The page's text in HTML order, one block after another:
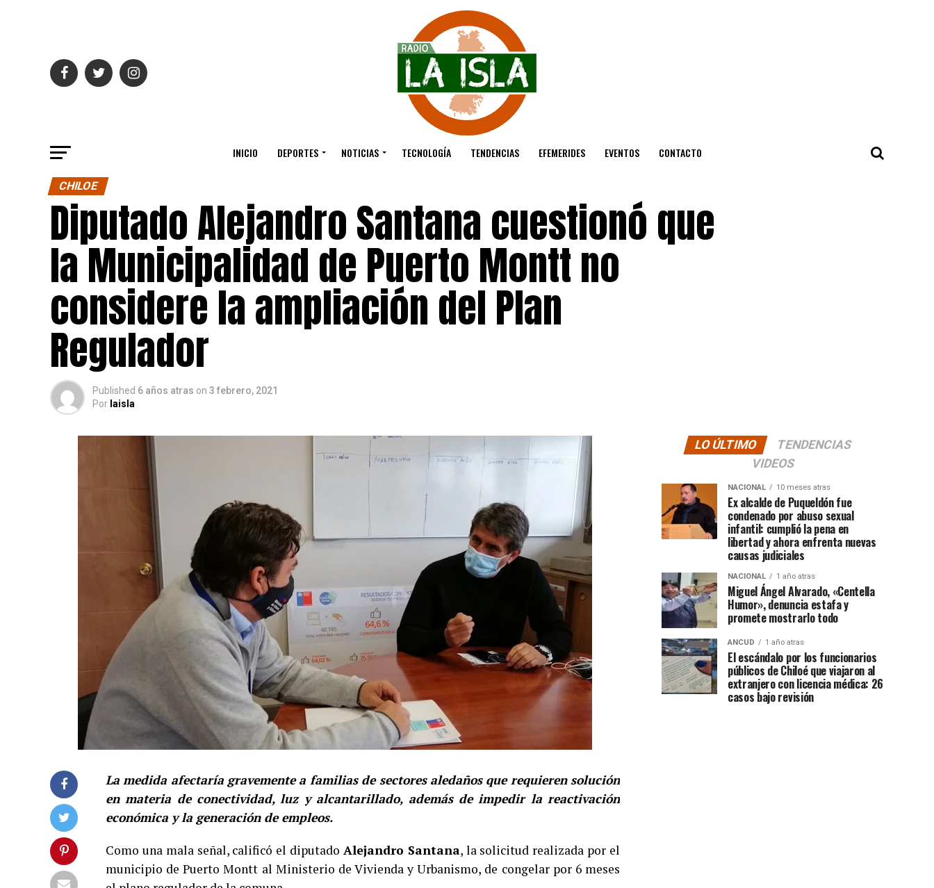
INICIO DEPORTES NOTICIAS TECNOLOGÍA TENDENCIAS EFEMERIDES EVENTOS CONTACTO
CHILOE
Diputado Alejandro Santana cuestionó que
la Municipalidad de Puerto Montt no
considere la ampliación del Plan
Regulador
Published 6 años atras on 3 febrero, 2021
Por laisla
La medida afectaría gravemente a familias de sectores aledaños que requieren solución
en materia de conectividad, luz y alcantarillado, además de impedir la reactivación
económica y la generación de empleos.
Como una mala señal, calificó el diputado Alejandro Santana, la solicitud realizada por el
municipio de Puerto Montt al Ministerio de Vivienda y Urbanismo, de congelar por 6 meses
LO ÚLTIMO
TENDENCIAS
VIDEOS
NACIONAL 10 meses atras
Ex alcalde de Puqueldón fue
condenado por abuso sexual
infantil: cumplió la pena en
libertad y ahora enfrenta nuevas
causas judiciales
NACIONAL 1 año atras
Miguel Ángel Alvarado, «Centella
Humor», denuncia estafa y
promete mostrarlo todo
ANCUD 1 año atras
El escándalo por los funcionarios
públicos de Chiloé que viajaron al
extranjero con licencia médica: 26
casos bajo revisión